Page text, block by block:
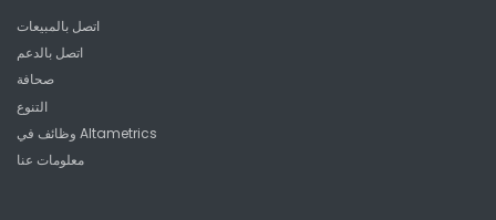
اتصل بالمبيعات
اتصل بالدعم
صحافة
التنوع
وظائف في Altametrics
معلومات عنا